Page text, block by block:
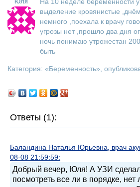
Юля
выделение кровянистые
немного ,поехала к врачу
угрозы нет ,прошло два дня
ночь понимаю утрожестан
быть
Категория: «Беременность»,
Ответы (1):
Баландина Наталья Юрьевна, врач
08-08 21:59:59:
Добрый вечер, Юля! А УЗИ
посмотреть все ли в порядке, нет